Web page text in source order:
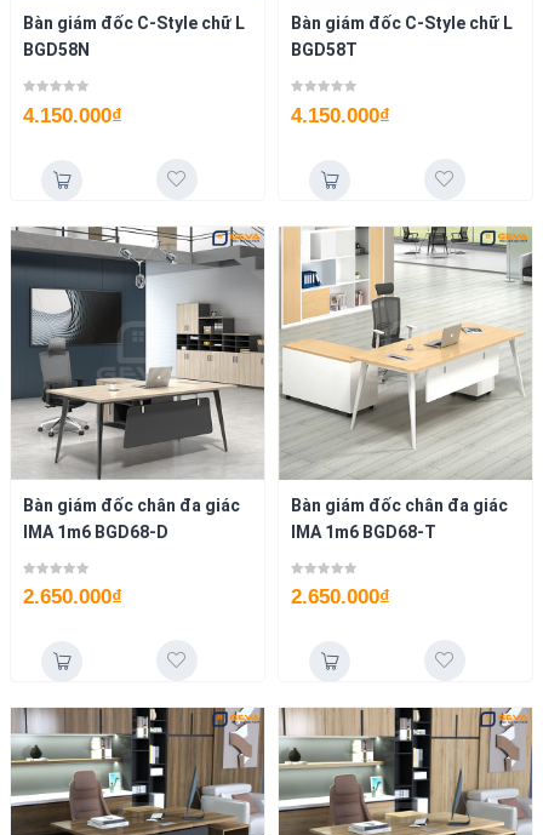
Bàn giám đốc C-Style chữ L
BGD58N
4.150.000₫
Bàn giám đốc C-Style chữ L
BGD58T
4.150.000₫
Bàn giám đốc chân đa giác
IMA 1m6 BGD68-D
2.650.000₫
Bàn giám đốc chân đa giác
IMA 1m6 BGD68-T
2.650.000₫